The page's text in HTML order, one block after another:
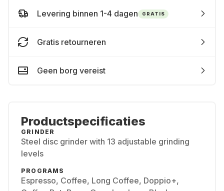
Levering binnen 1-4 dagen GRATIS
Gratis retourneren
Geen borg vereist
Productspecificaties
GRINDER
Steel disc grinder with 13 adjustable grinding
levels
PROGRAMS
Espresso, Coffee, Long Coffee, Doppio+,